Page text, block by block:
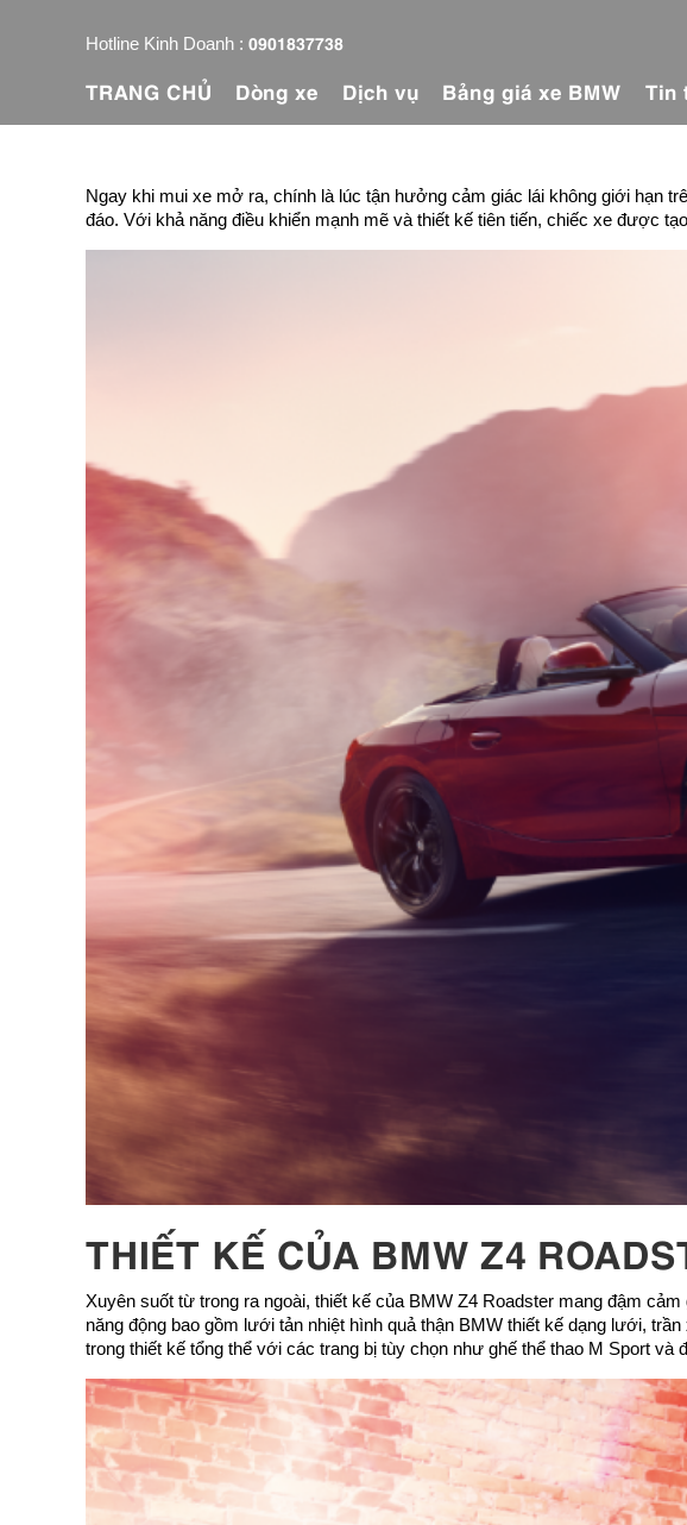
Hotline Kinh Doanh : 0901837738
TRANG CHỦ Dòng xe Dịch vụ Bảng giá xe BMW Tin
Ngay khi mui xe mở ra, chính là lúc tận hưởng cảm giác lái không giới hạn
đáo. Với khả năng điều khiển mạnh mẽ và thiết kế tiên tiến, chiếc xe được
THIẾT KẾ CỦA BMW Z4
Xuyên suốt từ trong ra ngoài, thiết kế của BMW Z4 Roadster mang đậm
năng động bao gồm lưới tản nhiệt hình quả thận BMW thiết kế dạng lưới,
trong thiết kế tổng thể với các trang bị tùy chọn như ghế thể thao M Sport và